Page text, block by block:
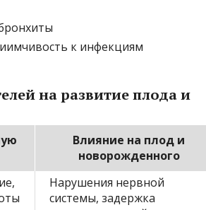
к инфекциям
на развитие плода и
Влияние на плод и
новорожденного
Нарушения нервной
системы, задержка